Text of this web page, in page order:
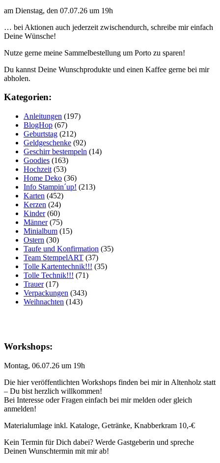
am Dienstag, den 07.07.26 um 19h
… bei Aktionen auch jederzeit zwischendurch, schreibe mir einfach
Deine Wünsche!
Nutze gerne meine Sammelbestellung um Porto zu sparen!
Du kannst Deine Wunschprodukte und einen Kaffee gerne bei mir
abholen.
Kategorien:
Anleitungen (197)
BlogHop (67)
Geburtstag (212)
Geldgeschenke (92)
Geschirr bestempeln (14)
Goodies (163)
Hochzeit (53)
Home Deko (36)
Info Stampin´up! (213)
Karten (452)
Kerzen (24)
Kinder(60)
Männer(75)
Minialbum (15)
Ostern (30)
Taufe und Konfirmation (35)
Team StempelART (37)
Tolle Kartentechnik!!! (35)
Tolle Technik!!! (71)
Trauer(17)
Verpackungen (343)
Weihnachten (143)
Workshops:
Montag, 06.07.26 um 19h
Die hier veröffentlichten Workshops finden bei mir in Altenholz statt
– Du bist herzlich willkommen!
Bei Interesse oder Fragen einfach bei mir melden oder gleich
anmelden!
Materialumlage inkl. Kataloge, Getränke, Knabberkram 10,-€
Kein Termin für Dich dabei? Werde Gastgeberin und spreche
Deinen Wunschtermin mit mir ab!